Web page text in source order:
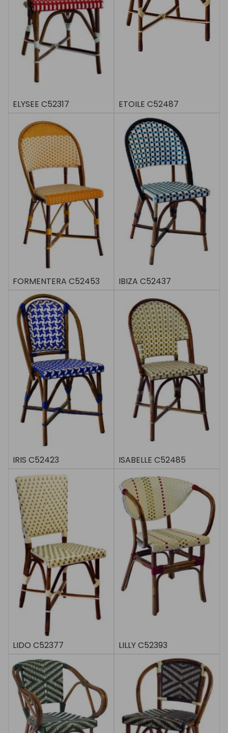
ELYSEE C52317 ETOILE C52487
FORMENTERA C52453 IBIZA C52437
IRIS C52423 ISABELLE C52485
LIDO C52377 LILLY C52393